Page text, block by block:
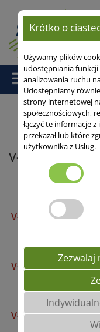
Strona główna/
V-Max®
V-Max®
V-Max® BIOMASS
V-Max®
Krótko o
Używamy plików
udostępniania funkcji
analizowania ruchu
Udostępniamy
strony internetowej
społecznościowych,
łączyć te informacje
przekazał lub które
użytkownika z Usług.
Zezwalaj